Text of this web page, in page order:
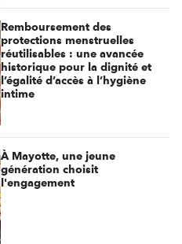
Remboursement des
protections menstruelles
réutilisables : une avancée
historique pour la dignité et
l’égalité d’accès à l’hygiène
intime
À Mayotte, une jeune
génération choisit
l'engagement